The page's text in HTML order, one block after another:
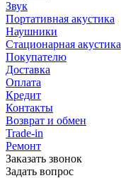
Звук
Портативная акустика
Наушники
Стационарная акустика
Покупателю
Доставка
Оплата
Кредит
Контакты
Возврат и обмен
Trade-in
Ремонт
Заказать звонок
Задать вопрос